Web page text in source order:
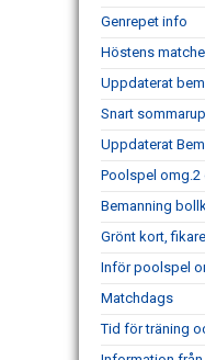
Genrepet info
Höstens
Uppdaterat
Snart
Uppdaterat
Poolspel omg.2
Bemanning
Grönt kort,
Inför poolspel
Matchdags
Tid för träning